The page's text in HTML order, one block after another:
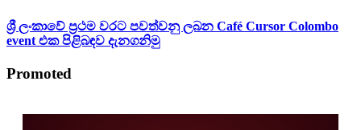
ශ්‍රී ලංකාවේ ප්‍රථම වරට පවත්වනු ලබන Café Cursor Colombo
event එක පිළිබඳව දැනගනිමු
Promoted